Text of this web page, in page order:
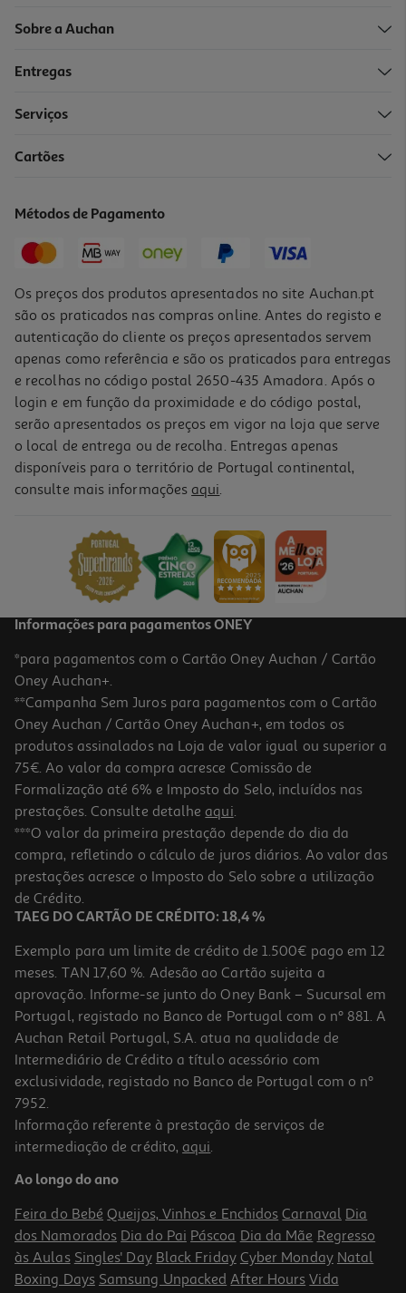
Mantinha Doudou Interbaby Girafa Bege
Mantinha Doudou Interbaby Girafa Azul
7.99 €/un
7,99 €
Mantinha Doudou Interbaby Girafa Rosa
7.99 €/un
7,99 €
Sobre a Auchan
Entregas
Serviços
Cartões
Métodos de Pagamento
Os preços dos produtos apresentados no site Auchan.pt
são os praticados nas compras online. Antes do registo e
autenticação do cliente os preços apresentados servem
apenas como referência e são os praticados para entregas
e recolhas no código postal 2650-435 Amadora. Após o
login e em função da proximidade e do código postal,
serão apresentados os preços em vigor na loja que serve
o local de entrega ou de recolha. Entregas apenas
disponíveis para o território de Portugal continental,
consulte mais informações aqui.
Informações para pagamentos ONEY
*para pagamentos com o Cartão Oney Auchan / Cartão
Oney Auchan+.
**Campanha Sem Juros para pagamentos com o Cartão
Oney Auchan / Cartão Oney Auchan+, em todos os
produtos assinalados na Loja de valor igual ou superior a
75€. Ao valor da compra acresce Comissão de
Formalização até 6% e Imposto do Selo, incluídos nas
prestações. Consulte detalhe aqui.
***O valor da primeira prestação depende do dia da
compra, refletindo o cálculo de juros diários. Ao valor das
prestações acresce o Imposto do Selo sobre a utilização
de Crédito.
TAEG DO CARTÃO DE CRÉDITO: 18,4 %
Exemplo para um limite de crédito de 1.500€ pago em 12
meses. TAN 17,60 %. Adesão ao Cartão sujeita a
aprovação. Informe-se junto do Oney Bank – Sucursal em
Portugal, registado no Banco de Portugal com o nº 881. A
Auchan Retail Portugal, S.A. atua na qualidade de
Intermediário de Crédito a título acessório com
exclusividade, registado no Banco de Portugal com o nº
7952.
Informação referente à prestação de serviços de
intermediação de crédito, aqui.
Ao longo do ano
Feira do Bebé Queijos, Vinhos e Enchidos Carnaval Dia
dos Namorados Dia do Pai Páscoa Dia da Mãe Regresso
às Aulas Singles' Day Black Friday Cyber Monday Natal
Boxing Days Samsung Unpacked After Hours Vida